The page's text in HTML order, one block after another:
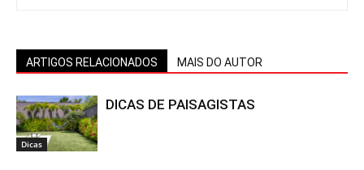
ARTIGOS RELACIONADOS MAIS DO AUTOR
Dicas
DICAS DE PAISAGISTAS